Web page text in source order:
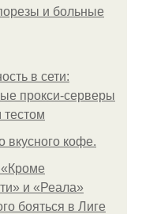
и больные
в сети:
прокси-серверы
вкусного кофе.
и «Реала»
бояться в Лиге